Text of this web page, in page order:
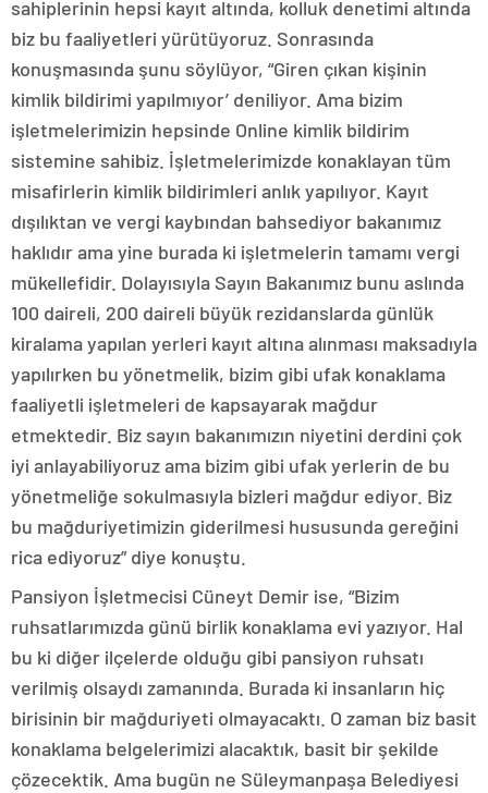
sahiplerinin hepsi kayıt altında, kolluk denetimi altında
biz bu faaliyetleri yürütüyoruz. Sonrasında
konuşmasında şunu söylüyor, “Giren çıkan kişinin
kimlik bildirimi yapılmıyor’ deniliyor. Ama bizim
işletmelerimizin hepsinde Online kimlik bildirim
sistemine sahibiz. İşletmelerimizde konaklayan tüm
misafirlerin kimlik bildirimleri anlık yapılıyor. Kayıt
dışılıktan ve vergi kaybından bahsediyor bakanımız
haklıdır ama yine burada ki işletmelerin tamamı vergi
mükellefidir. Dolayısıyla Sayın Bakanımız bunu aslında
100 daireli, 200 daireli büyük rezidanslarda günlük
kiralama yapılan yerleri kayıt altına alınması maksadıyla
yapılırken bu yönetmelik, bizim gibi ufak konaklama
faaliyetli işletmeleri de kapsayarak mağdur
etmektedir. Biz sayın bakanımızın niyetini derdini çok
iyi anlayabiliyoruz ama bizim gibi ufak yerlerin de bu
yönetmeliğe sokulmasıyla bizleri mağdur ediyor. Biz
bu mağduriyetimizin giderilmesi hususunda gereğini
rica ediyoruz” diye konuştu.
Pansiyon İşletmecisi Cüneyt Demir ise, “Bizim
ruhsatlarımızda günü birlik konaklama evi yazıyor. Hal
bu ki diğer ilçelerde olduğu gibi pansiyon ruhsatı
verilmiş olsaydı zamanında. Burada ki insanların hiç
birisinin bir mağduriyeti olmayacaktı. O zaman biz basit
konaklama belgelerimizi alacaktık, basit bir şekilde
çözecektik. Ama bugün ne Süleymanpaşa Belediyesi